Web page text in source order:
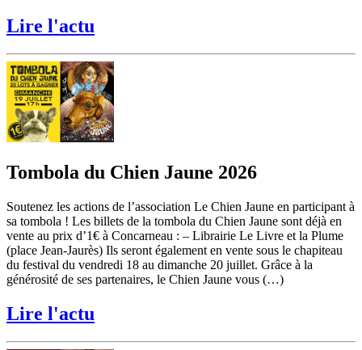
Lire l'actu
Tombola du Chien Jaune 2026
Soutenez les actions de l’association Le Chien Jaune en participant à
sa tombola ! Les billets de la tombola du Chien Jaune sont déjà en
vente au prix d’1€ à Concarneau : – Librairie Le Livre et la Plume
(place Jean-Jaurès) Ils seront également en vente sous le chapiteau
du festival du vendredi 18 au dimanche 20 juillet. Grâce à la
générosité de ses partenaires, le Chien Jaune vous (…)
Lire l'actu